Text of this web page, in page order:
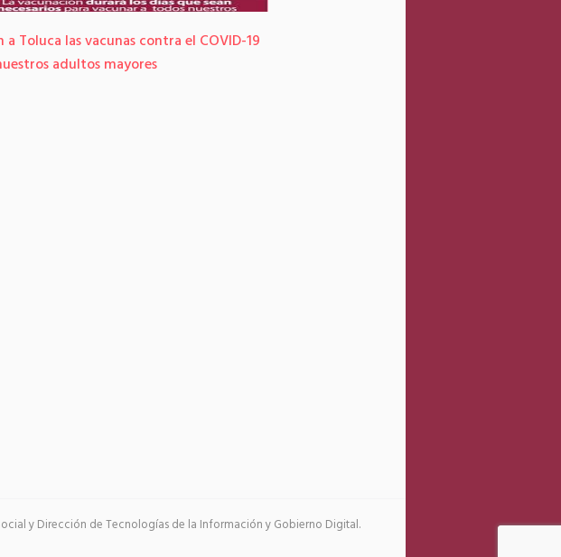
a Toluca las vacunas contra el COVID-19
adultos mayores
y Dirección de Tecnologías de la Información y Gobierno Digital.